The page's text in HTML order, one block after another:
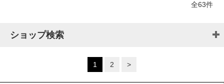
全63件
ショップ検索
1 2 >